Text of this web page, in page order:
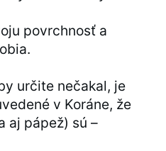
povrchnosť a
určite nečakal, je
v Koráne, že
aj pápež) sú –